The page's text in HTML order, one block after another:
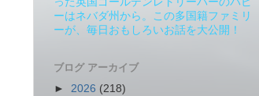
ーはネバダ州から。この多国籍ファミリ
ーが、毎日おもしろいお話を大公開！
ブログ アーカイブ
► 2026 (218)